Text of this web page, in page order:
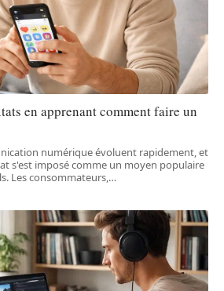
en apprenant comment faire un
numérique évoluent rapidement, et
s'est imposé comme un moyen populaire
Les consommateurs, …